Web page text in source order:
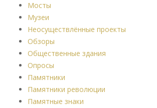
Мосты
Музеи
Неосуществлённые проекты
Обзоры
Общественные здания
Опросы
Памятники
Памятники революции
Памятные знаки